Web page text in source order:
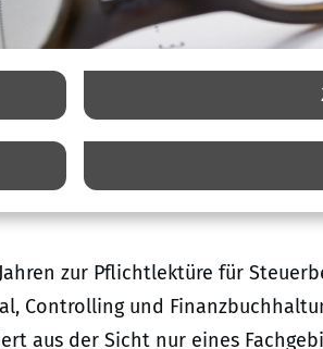
zur Pflichtlektüre für
Controlling und
aus der Sicht nur eines